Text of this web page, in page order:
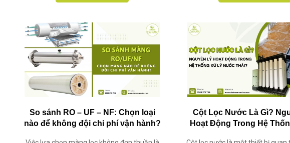
So sánh RO – UF – NF: Chọn loại
nào để không đội chi phí vận hành?
Cột Lọc Nước Là Gì?
Hoạt Động Trong Hệ